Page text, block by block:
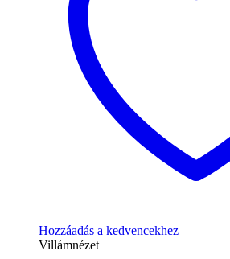
Hozzáadás a kedvencekhez
Villámnézet